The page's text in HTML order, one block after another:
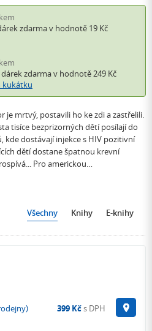
zdarmav hodnotě 19 Kč
dárek zdarmav hodnotě 249 Kč
kukátku
mrtvý, postavili ho ke zdi a zastřelili.
tisíce bezprizorných dětí posílají do
kde dostávají injekce s HIV pozitivní
dětí dostane špatnou krevní
Pro americkou…
Všechny Knihy E-knihy
399 Kčs DPH